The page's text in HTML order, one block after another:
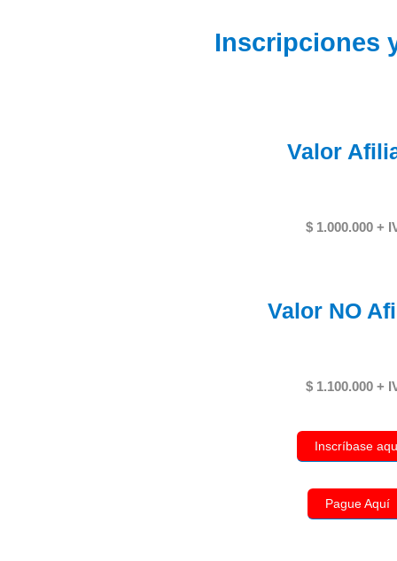
Inscripciones
Valor
$ 1.000.000 +
Valor NO
$ 1.100.000 +
Inscríbase
Pague Aquí